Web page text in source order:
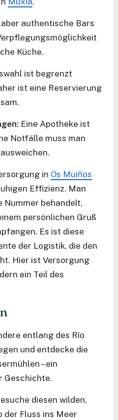
aber authentische Bars
Küche.
ist begrenzt
ist eine Reservierung
Eine Apotheke ist
Notfälle muss man
in Os Muiños
Effizienz. Man
Nummer behandelt,
persönlichen Gruß
Es ist diese
der Logistik, die den
Hier ist Versorgung
ein Teil des
entlang des Río
und entdecke die
– ein
Geschichte.
diesen wilden,
der Fluss ins Meer